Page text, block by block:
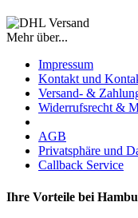
Mehr über...
Impressum
Kontakt und
Versand- &
Widerrufsrecht &
AGB
Privatsphäre und
Callback Service
Ihre Vorteile bei